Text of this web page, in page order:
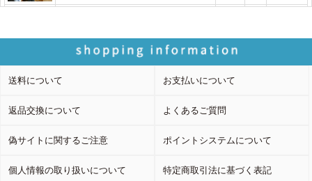
送料について お支払いについて
返品交換について よくあるご質問
偽サイトに関するご注意 ポイントシステムについて
個人情報の取り扱いについて 特定商取引法に基づく表記